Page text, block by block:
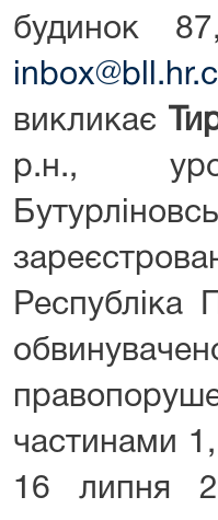
будинок
викликає
р.н.,
Республіка
частинами
16 липня